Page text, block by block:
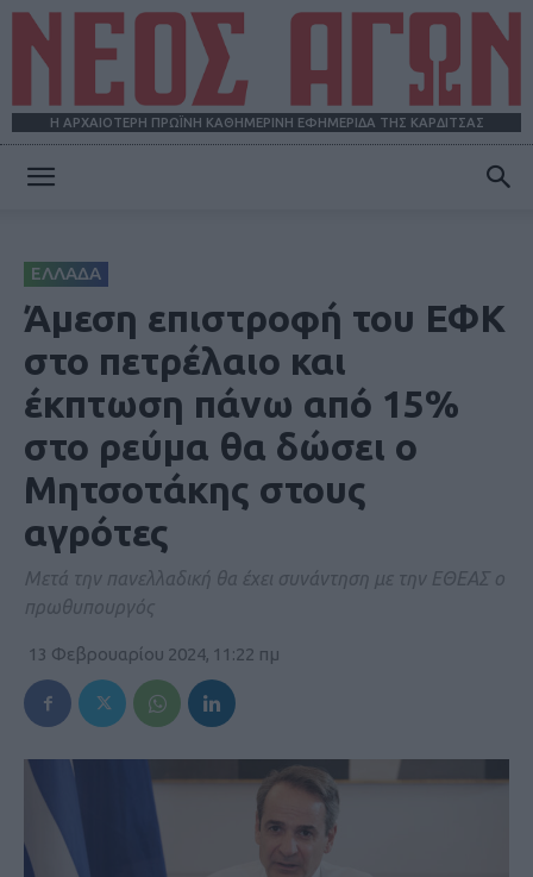
Η ΑΡΧΑΙΟΤΕΡΗ ΠΡΩΪΝΗ ΚΑΘΗΜΕΡΙΝΗ ΕΦΗΜΕΡΙΔΑ ΤΗΣ ΚΑΡΔΙΤΣΑΣ
ΕΛΛΑΔΑ
Άμεση επιστροφή του ΕΦΚ
στο πετρέλαιο και
έκπτωση πάνω από 15%
στο ρεύμα θα δώσει ο
Μητσοτάκης στους
αγρότες
Μετά την πανελλαδική θα έχει συνάντηση με την ΕΘΕΑΣ ο
πρωθυπουργός
13 Φεβρουαρίου 2024, 11:22 πμ